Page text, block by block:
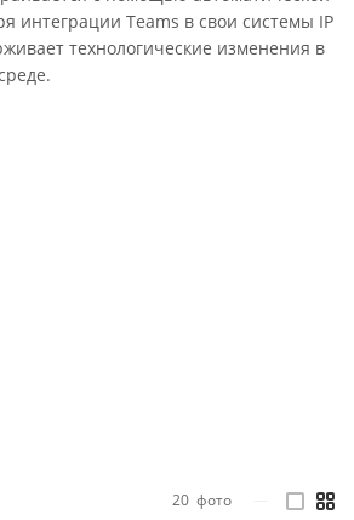
интеграции Teams в свои системы IP
технологические изменения в
20 фото